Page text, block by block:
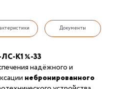
Документы
K1 ¼-33
надёжного и
небронированного